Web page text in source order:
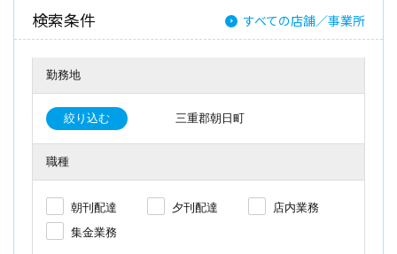
検索条件 すべての店舗／事業所
勤務地
絞り込む 三重郡朝日町
職種
朝刊配達 夕刊配達
店内業務
集金業務